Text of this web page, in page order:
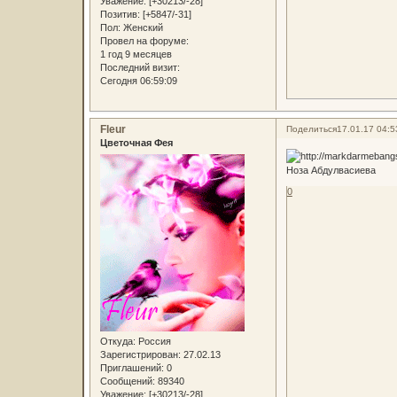
Позитив: [+5847/-31]
Пол: Женский
Провел на форуме:
1 год 9 месяцев
Последний визит:
Сегодня 06:59:09
Поделиться17.01.17
Fleur
Цветочная Фея
Откуда: Россия
Зарегистрирован: 27.02.13
Приглашений: 0
Сообщений: 89340
Уважение: [+30213/-28]
Ноза Абдулвасиева
0